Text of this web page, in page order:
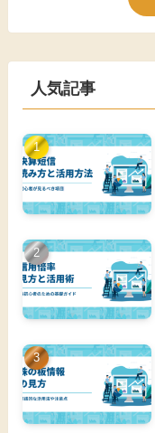
人気記事